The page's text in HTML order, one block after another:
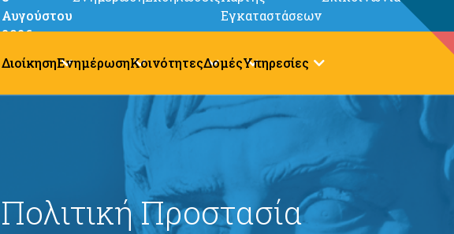
Αυγούστου
2026
Εγκαταστάσεων
ΔιοίκησηΕνημέρωσηΚοινότητεςΔομέςΥπηρεσίες
Πολιτική Προστασία